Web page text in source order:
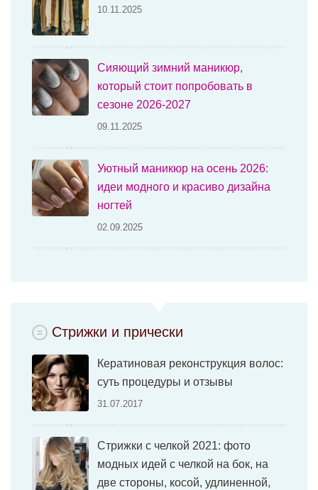
10.11.2025
Сияющий зимний маникюр,
который стоит попробовать в
сезоне 2026-2027
09.11.2025
Уютный маникюр на осень 2026:
идеи модного и красиво дизайна
ногтей
02.09.2025
Стрижки и прически
Кератиновая реконструкция волос:
суть процедуры и отзывы
31.07.2017
Стрижки с челкой 2021: фото
модных идей с челкой на бок, на
две стороны, косой, удлиненной,